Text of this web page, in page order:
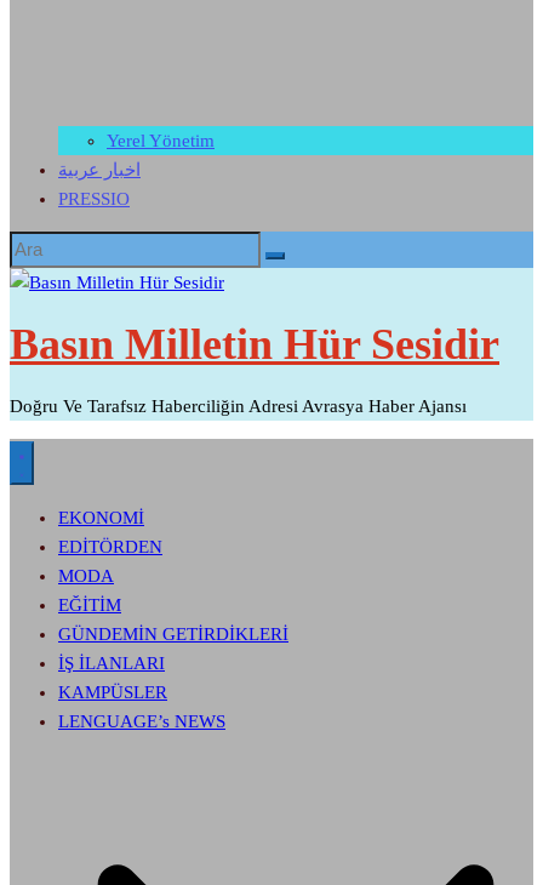
Yerel Yönetim
اخبار عربية
PRESSIO
Basın Milletin Hür Sesidir
Doğru Ve Tarafsız Haberciliğin Adresi Avrasya Haber Ajansı
EKONOMİ
EDİTÖRDEN
MODA
EĞİTİM
GÜNDEMİN GETİRDİKLERİ
İŞ İLANLARI
KAMPÜSLER
LENGUAGE’s NEWS